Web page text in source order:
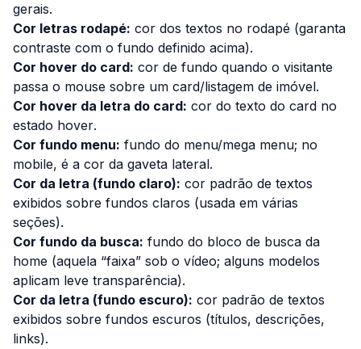
gerais.
Cor letras rodapé: cor dos textos no rodapé (garanta
contraste com o fundo definido acima).
Cor hover do card: cor de fundo quando o visitante
passa o mouse sobre um card/listagem de imóvel.
Cor hover da letra do card: cor do texto do card no
estado hover.
Cor fundo menu: fundo do menu/mega menu; no
mobile, é a cor da gaveta lateral.
Cor da letra (fundo claro): cor padrão de textos
exibidos sobre fundos claros (usada em várias
seções).
Cor fundo da busca: fundo do bloco de busca da
home (aquela “faixa” sob o vídeo; alguns modelos
aplicam leve transparência).
Cor da letra (fundo escuro): cor padrão de textos
exibidos sobre fundos escuros (títulos, descrições,
links).